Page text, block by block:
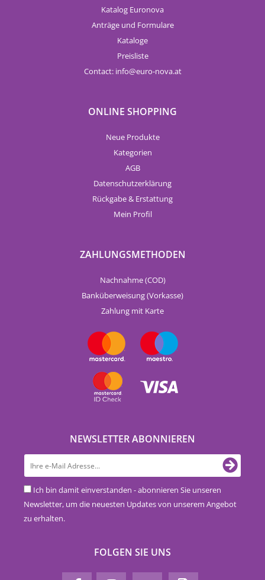
Katalog Euronova
Anträge und Formulare
Kataloge
Preisliste
Contact: info euro-nova.at
ONLINE SHOPPING
Neue Produkte
Kategorien
AGB
Datenschutzerklärung
Rückgabe & Erstattung
Mein Profil
ZAHLUNGSMETHODEN
Nachnahme (COD)
Banküberweisung (Vorkasse)
Zahlung mit Karte
NEWSLETTER ABONNIEREN
Ich bin damit einverstanden - abonnieren Sie unseren
Newsletter, um die neuesten Updates von unserem Angebot
zu erhalten.
FOLGEN SIE UNS